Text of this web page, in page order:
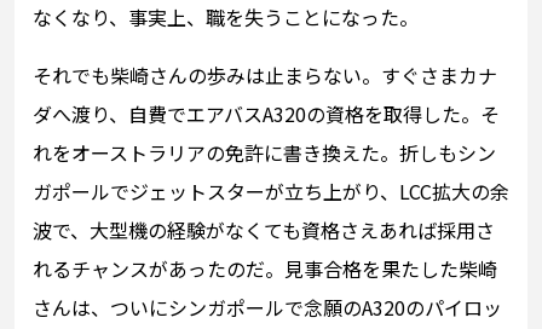
なくなり、事実上、職を失うことになった。
それでも柴崎さんの歩みは止まらない。すぐさまカナ
ダへ渡り、自費でエアバスA320の資格を取得した。そ
れをオーストラリアの免許に書き換えた。折しもシン
ガポールでジェットスターが立ち上がり、LCC拡大の余
波で、大型機の経験がなくても資格さえあれば採用さ
れるチャンスがあったのだ。見事合格を果たした柴崎
さんは、ついにシンガポールで念願のA320のパイロッ